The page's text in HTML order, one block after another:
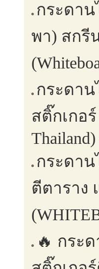
กระดา
พา) สกรี
กระดา
สติ๊กเกอ
Thailand)
กระดา
ตีตาราง
🔥 กระ